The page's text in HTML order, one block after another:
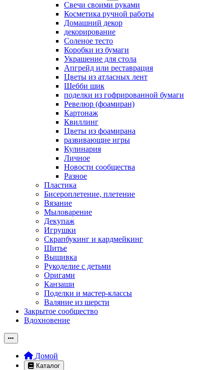
Свечи своими руками
Косметика ручной работы
Домашний декор
декорирование
Соленое тесто
Коробки из бумаги
Украшение для стола
Апгрейд или реставрация
Цветы из атласных лент
Шебби шик
поделки из гофрированной бумаги
Ревелюр (фоамиран)
Картонаж
Квиллинг
Цветы из фоамирана
развивающие игры
Кулинария
Личное
Новости сообщества
Разное
Пластика
Бисероплетение, плетение
Вязание
Мыловарение
Декупаж
Игрушки
Скрапбукинг и кардмейкинг
Шитье
Вышивка
Рукоделие с детьми
Оригами
Канзаши
Поделки и мастер-классы
Валяние из шерсти
Закрытое сообщество
Вдохновение
Домой
Каталог